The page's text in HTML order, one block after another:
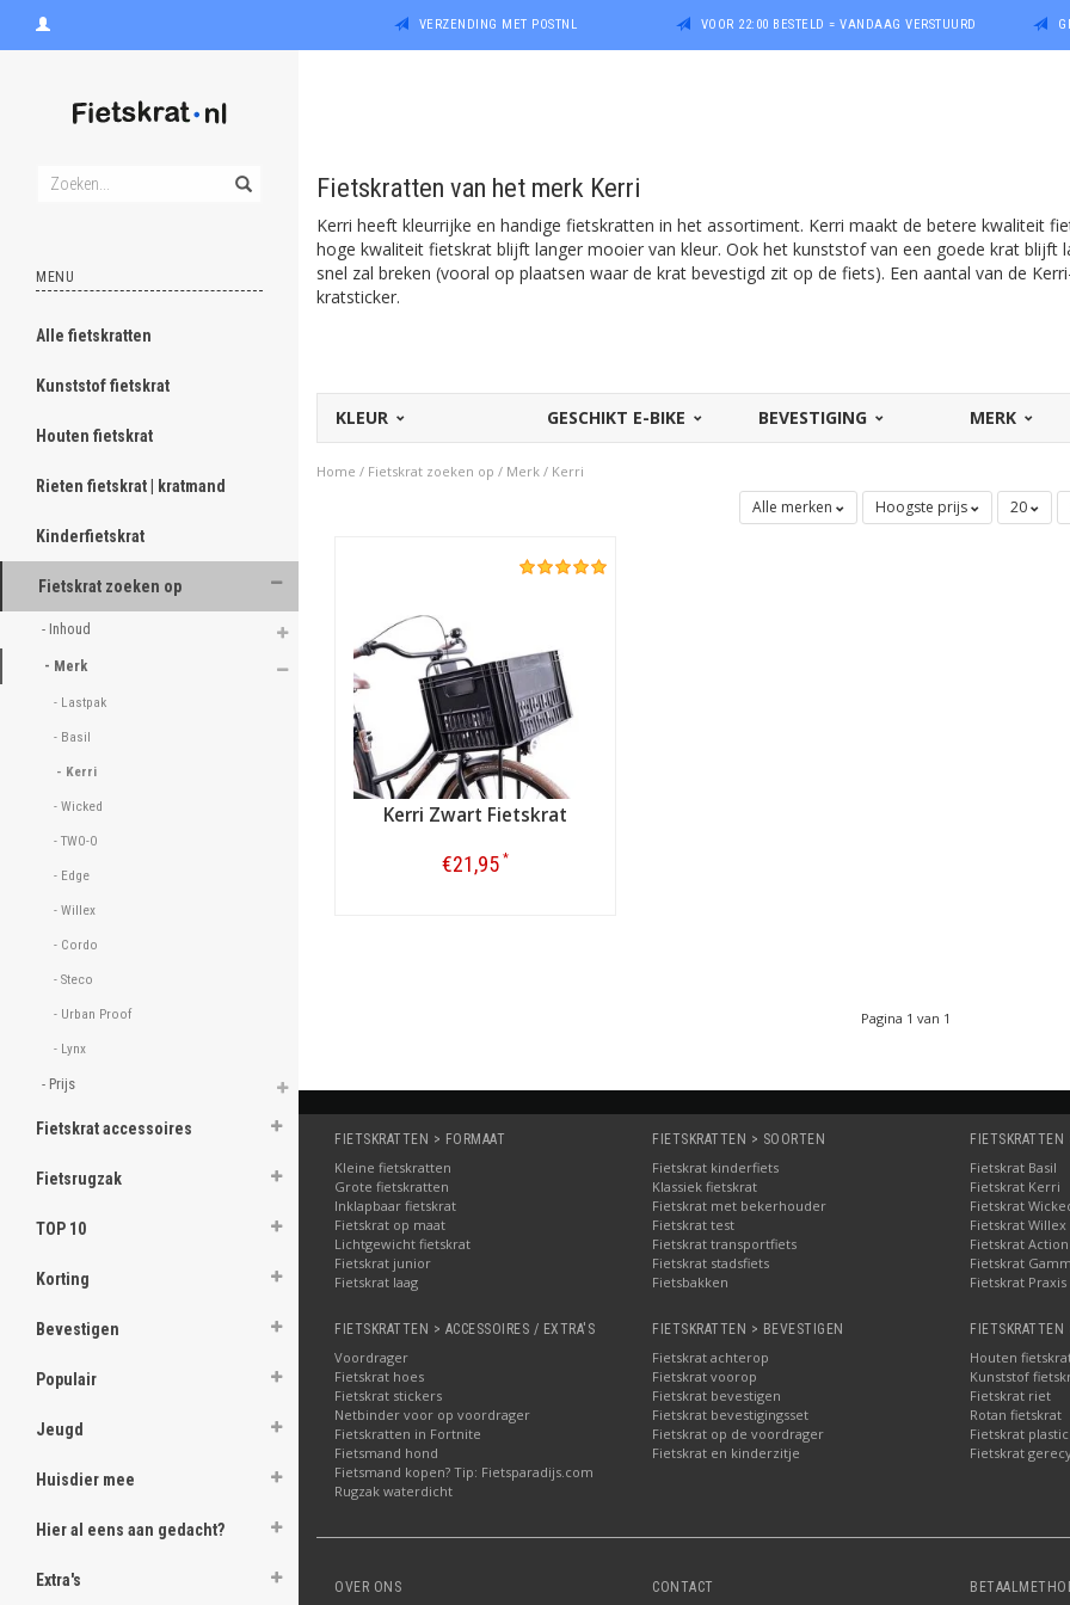
VERZENDING MET POSTNL VOOR 22:00 BESTELD = VANDAAG VERSTUURD
MENU
Alle fietskratten
Kunststof fietskrat
Houten fietskrat
Rieten fietskrat | kratmand
Kinderfietskrat
Fietskrat zoeken op
- Inhoud
- Merk
- Lastpak
- Basil
- Kerri
- Wicked
- TWO-O
- Edge
- Willex
- Cordo
- Steco
- Urban Proof
- Lynx
- Prijs
Fietskrat accessoires
Fietsrugzak
TOP 10
Korting
Bevestigen
Populair
Jeugd
Huisdier mee
Hier al eens aan gedacht?
Extra's
Fietskratten van het merk Kerri
Kerri heeft kleurrijke en handige fietskratten in het assortiment. Kerri maakt de betere kwaliteit
hoge kwaliteit fietskrat blijft langer mooier van kleur. Ook het kunststof van een goede krat blijft
snel zal breken (vooral op plaatsen waar de krat bevestigd zit op de fiets). Een aantal van de
kratsticker.
KLEUR GESCHIKT E-BIKE BEVESTIGING MERK
Home / Fietskrat zoeken op / Merk / Kerri
Alle merken Hoogste prijs 20
Kerri Zwart Fietskrat
€21,95 *
Pagina 1 van 1
FIETSKRATTEN > FORMAAT
Kleine fietskratten
Grote fietskratten
Inklapbaar fietskrat
Fietskrat op maat
Lichtgewicht fietskrat
Fietskrat junior
Fietskrat laag
FIETSKRATTEN > SOORTEN
Fietskrat kinderfiets
Klassiek fietskrat
Fietskrat met bekerhouder
Fietskrat test
Fietskrat transportfiets
Fietskrat stadsfiets
Fietsbakken
FIETSKRATTEN
Fietskrat Basil
Fietskrat Kerri
Fietskrat
Fietskrat Willex
Fietskrat Action
Fietskrat
Fietskrat Praxis
FIETSKRATTEN > ACCESSOIRES / EXTRA'S
Voordrager
Fietskrat hoes
Fietskrat stickers
Netbinder voor op voordrager
Fietskratten in Fortnite
Fietsmand hond
Fietsmand kopen? Tip: Fietsparadijs.com
Rugzak waterdicht
FIETSKRATTEN > BEVESTIGEN
Fietskrat achterop
Fietskrat voorop
Fietskrat bevestigen
Fietskrat bevestigingsset
Fietskrat op de voordrager
Fietskrat en kinderzitje
FIETSKRATTEN
Houten
Kunststof
Fietskrat riet
Rotan fietskrat
Fietskrat plastic
Fietskrat
OVER ONS CONTACT